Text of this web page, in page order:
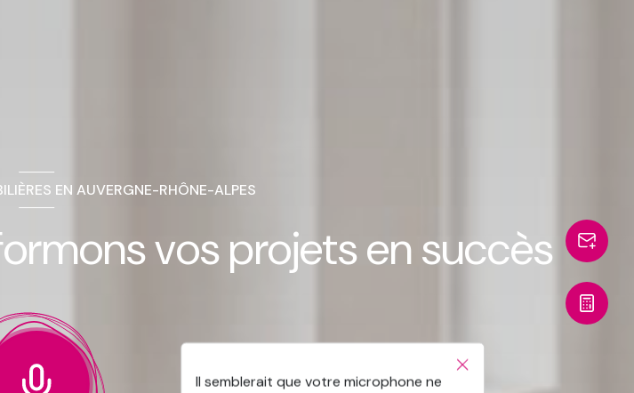
EN AUVERGNE-RHÔNE-ALPES
vos projets en succès
Il semblerait que votre microphone ne